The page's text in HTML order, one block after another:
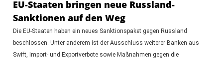
EU-Staaten bringen neue Russland-
Sanktionen auf den Weg
Die EU-Staaten haben ein neues Sanktionspaket gegen Russland
beschlossen. Unter anderem ist der Ausschluss weiterer Banken aus
Swift, Import- und Exportverbote sowie Maßnahmen gegen die